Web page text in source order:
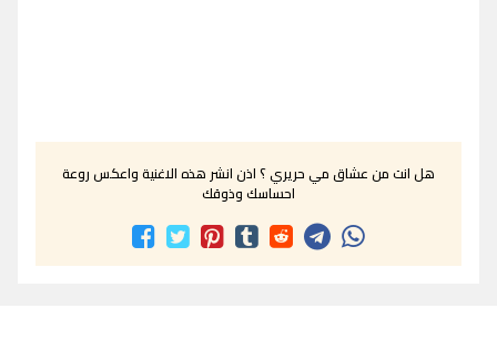
هل انت من عشاق مي حريري ؟ اذن انشر هذه الاغنية واعكس روعة
احساسك وذوقك